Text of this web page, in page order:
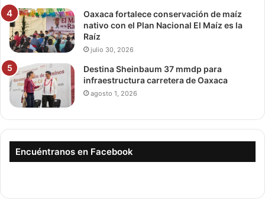
Oaxaca fortalece conservación de maíz
nativo con el Plan Nacional El Maíz es la
Raíz
julio 30, 2026
Destina Sheinbaum 37 mmdp para
infraestructura carretera de Oaxaca
agosto 1, 2026
Encuéntranos en Facebook